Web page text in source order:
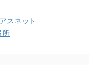
スネット
所